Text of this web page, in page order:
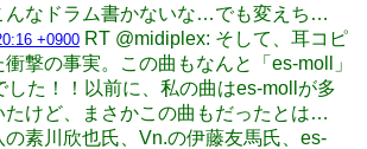
んなドラム書かないな…でも変えち…
+0900 RT @midiplex: そして、耳コピ
衝撃の事実。この曲もなんと「es-moll」
した！！以前に、私の曲はes-mollが多
たけど、まさかこの曲もだったとは…
の素川欣也氏、Vn.の伊藤友馬氏、es-